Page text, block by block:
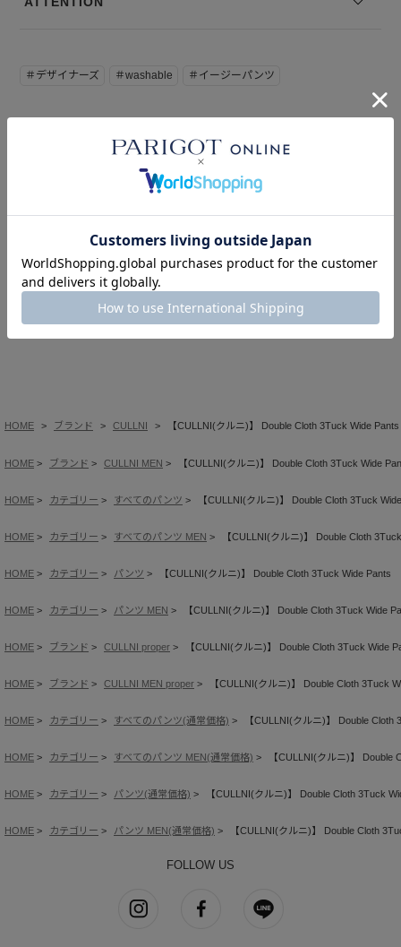
＃デザイナーズ ＃washable ＃イージーパンツ
このアイテムを見た人はこの商品もチェックしています
HOME ブランド CULLNI 【CULLNI(クルニ)】 Double Cloth 3Tuck Wide Pants
HOME ブランド CULLNI MEN 【CULLNI(クルニ)】 Double Cloth 3Tuck Wide
HOME カテゴリー すべてのパンツ 【CULLNI(クルニ)】 Double Cloth 3Tuck
HOME カテゴリー すべてのパンツ MEN 【CULLNI(クルニ)】 Double Cloth
HOME カテゴリー パンツ 【CULLNI(クルニ)】 Double Cloth 3Tuck Wide Pants
HOME カテゴリー パンツ MEN 【CULLNI(クルニ)】 Double Cloth 3Tuck Wide
HOME ブランド CULLNI proper 【CULLNI(クルニ)】 Double Cloth 3Tuck Wide
HOME ブランド CULLNI MEN proper 【CULLNI(クルニ)】 Double Cloth 3Tuck
HOME カテゴリー すべてのパンツ(通常価格) 【CULLNI(クルニ)】 Double Cloth
HOME カテゴリー すべてのパンツ MEN(通常価格) 【CULLNI(クルニ)】 Double
HOME カテゴリー パンツ(通常価格) 【CULLNI(クルニ)】 Double Cloth 3Tuck
HOME カテゴリー パンツ MEN(通常価格) 【CULLNI(クルニ)】 Double Cloth
FOLLOW US